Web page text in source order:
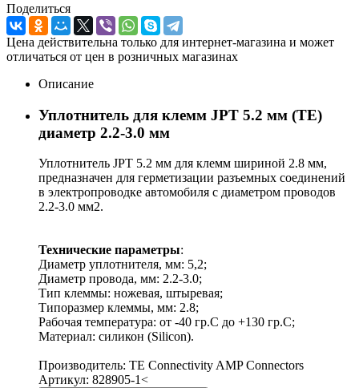
Поделиться
Цена действительна только для интернет-магазина и может
отличаться от цен в розничных магазинах
Описание
Уплотнитель для клемм JPT 5.2 мм (TE)
диаметр 2.2-3.0 мм
Уплотнитель JPT 5.2 мм для клемм шириной 2.8 мм,
предназначен для герметизации разъемных соединений
в электропроводке автомобиля с диаметром проводов
2.2-3.0 мм2.
Технические параметры:
Диаметр уплотнителя, мм: 5,2;
Диаметр провода, мм: 2.2-3.0;
Тип клеммы: ножевая, штыревая;
Типоразмер клеммы, мм: 2.8;
Рабочая температура: от -40 гр.C до +130 гр.C;
Материал: силикон (Silicon).
Производитель: TE Connectivity AMP Connectors
Артикул: 828905-1<